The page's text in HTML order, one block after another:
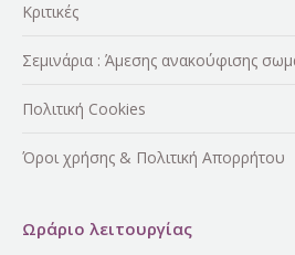
Κριτικές
Σεμινάρια : Άμεσης ανακούφισης
Πολιτική Cookies
Όροι χρήσης & Πολιτική Απορρήτου
Ωράριο λειτουργίας